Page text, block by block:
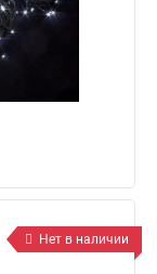
Нет в наличии